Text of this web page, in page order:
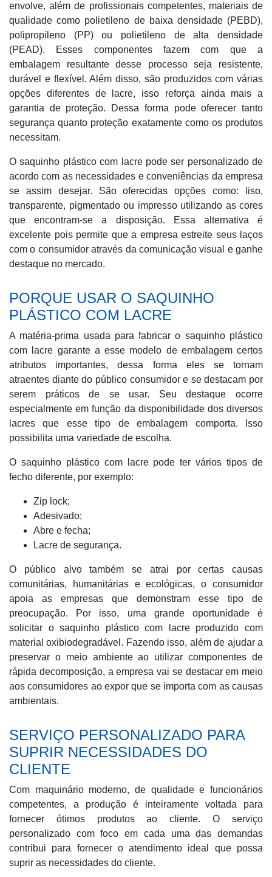
envolve, além de profissionais competentes, materiais de
qualidade como polietileno de baixa densidade (PEBD),
polipropileno (PP) ou polietileno de alta densidade
(PEAD). Esses componentes fazem com que a
embalagem resultante desse processo seja resistente,
durável e flexível. Além disso, são produzidos com várias
opções diferentes de lacre, isso reforça ainda mais a
garantia de proteção. Dessa forma pode oferecer tanto
segurança quanto proteção exatamente como os produtos
necessitam.
O saquinho plástico com lacre pode ser personalizado de
acordo com as necessidades e conveniências da empresa
se assim desejar. São oferecidas opções como: liso,
transparente, pigmentado ou impresso utilizando as cores
que encontram-se a disposição. Essa alternativa é
excelente pois permite que a empresa estreite seus laços
com o consumidor através da comunicação visual e ganhe
destaque no mercado.
PORQUE USAR O SAQUINHO
PLÁSTICO COM LACRE
A matéria-prima usada para fabricar o saquinho plástico
com lacre garante a esse modelo de embalagem certos
atributos importantes, dessa forma eles se tornam
atraentes diante do público consumidor e se destacam por
serem práticos de se usar. Seu destaque ocorre
especialmente em função da disponibilidade dos diversos
lacres que esse tipo de embalagem comporta. Isso
possibilita uma variedade de escolha.
O saquinho plástico com lacre pode ter vários tipos de
fecho diferente, por exemplo:
Zip lock;
Adesivado;
Abre e fecha;
Lacre de segurança.
O público alvo também se atrai por certas causas
comunitárias, humanitárias e ecológicas, o consumidor
apoia as empresas que demonstram esse tipo de
preocupação. Por isso, uma grande oportunidade é
solicitar o saquinho plástico com lacre produzido com
material oxibiodegradável. Fazendo isso, além de ajudar a
preservar o meio ambiente ao utilizar componentes de
rápida decomposição, a empresa vai se destacar em meio
aos consumidores ao expor que se importa com as causas
ambientais.
SERVIÇO PERSONALIZADO PARA
SUPRIR NECESSIDADES DO
CLIENTE
Com maquinário moderno, de qualidade e funcionários
competentes, a produção é inteiramente voltada para
fornecer ótimos produtos ao cliente. O serviço
personalizado com foco em cada uma das demandas
contribui para fornecer o atendimento ideal que possa
suprir as necessidades do cliente.